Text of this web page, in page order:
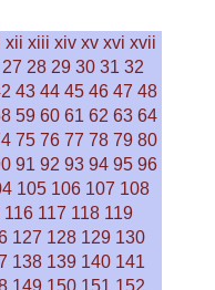
xii xiii xiv xv xvi xvii
27 28 29 30 31 32
43 44 45 46 47 48
59 60 61 62 63 64
75 76 77 78 79 80
91 92 93 94 95 96
105 106 107 108
116 117 118 119
127 128 129 130
138 139 140 141
149 150 151 152